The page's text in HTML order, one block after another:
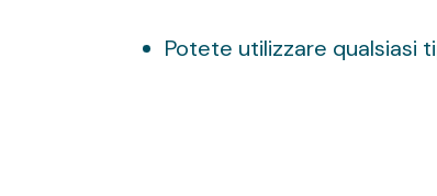
Potete utilizzare qualsiasi